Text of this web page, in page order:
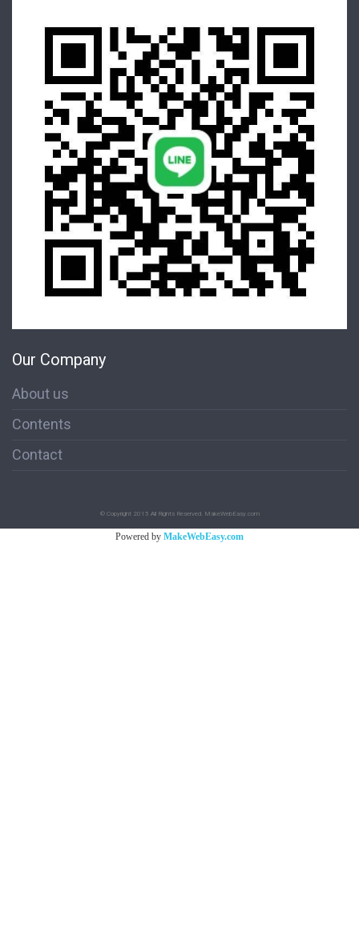
Our Company
About us
Contents
Contact
© Copyright 2015 All Rights Reserved. MakeWebEasy.com
Powered by MakeWebEasy.com